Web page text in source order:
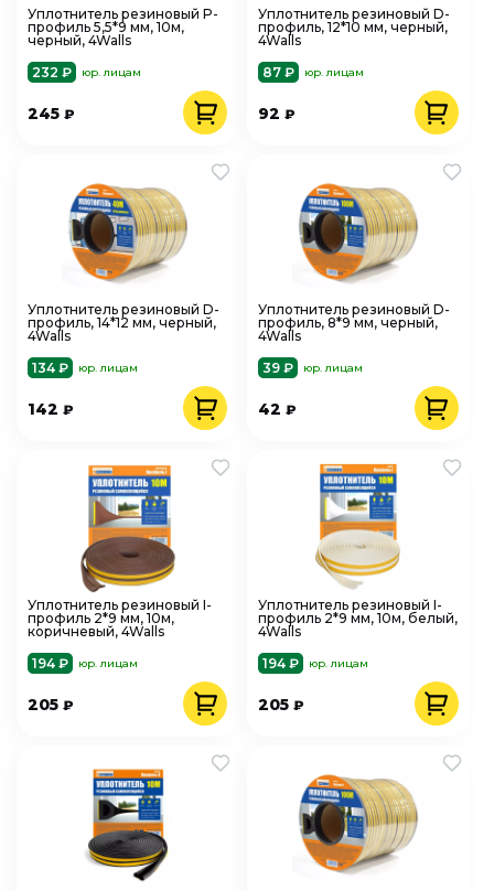
Уплотнитель резиновый P-
профиль 5,5*9 мм, 10м,
черный, 4Walls
232 ₽
юр. лицам
245 ₽
Уплотнитель резиновый D-
профиль, 12*10 мм, черный,
4Walls
87 ₽
юр. лицам
92₽
Уплотнитель резиновый D-
профиль, 14*12 мм, черный,
4Walls
134 ₽
юр. лицам
142 ₽
Уплотнитель резиновый D-
профиль, 8*9 мм, черный,
4Walls
39 ₽
юр. лицам
42₽
Уплотнитель резиновый I-
профиль 2*9 мм, 10м,
коричневый, 4Walls
194 ₽
юр. лицам
205 ₽
Уплотнитель резиновый I-
профиль 2*9 мм, 10м, белый,
4Walls
194 ₽
юр. лицам
205₽